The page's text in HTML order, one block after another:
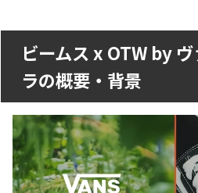
ビームス x OTW by
ラの概要・背景